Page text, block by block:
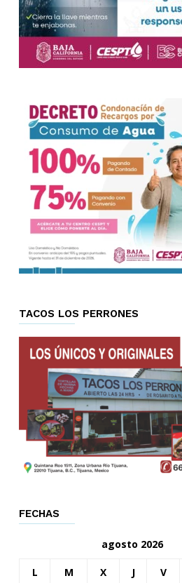
TACOS LOS PERRONES
FECHAS
agosto 2026
L M X J V